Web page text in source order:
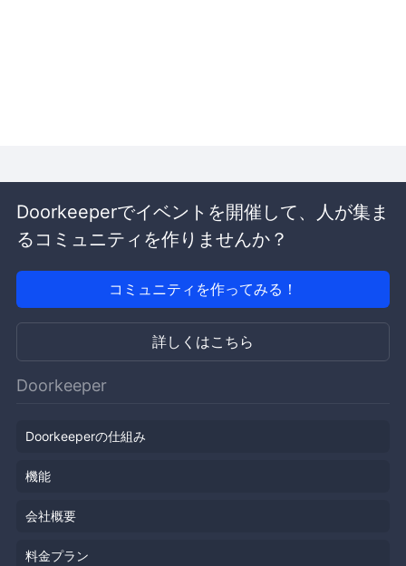
Doorkeeperでイベントを開催して、人が集ま
るコミュニティを作りませんか？
コミュニティを作ってみる！
詳しくはこちら
Doorkeeper
Doorkeeperの仕組み
機能
会社概要
料金プラン